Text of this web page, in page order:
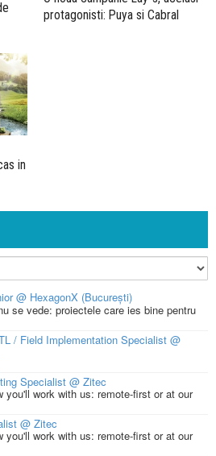
protagonisti: Puya si Cabral
in
@ HexagonX (București)
se vede: proiectele care ies bine pentru
/ Field Implementation Specialist @
Specialist @ Zitec
you'll work with us: remote-first or at our
@ Zitec
you'll work with us: remote-first or at our